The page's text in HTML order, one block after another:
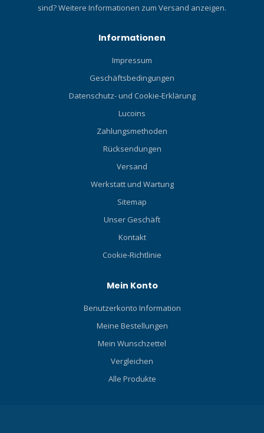
sind?Weitere Informationen zum Versand anzeigen.
Informationen
Impressum
Geschäftsbedingungen
Datenschutz- und Cookie-Erklärung
Lucoins
Zahlungsmethoden
Rücksendungen
Versand
Werkstatt und Wartung
Sitemap
Unser Geschäft
Kontakt
Cookie-Richtlinie
Mein Konto
Benutzerkonto Information
Meine Bestellungen
Mein Wunschzettel
Vergleichen
Alle Produkte